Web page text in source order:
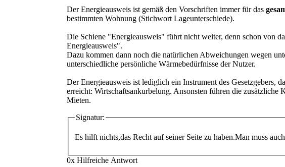
Der Energieausweis ist gemäß den Vorschriften immer für das
bestimmten Wohnung (Stichwort Lageunterschiede).
Die Schiene "Energieausweis" führt nicht weiter, denn schon von
Energieausweis".
Dazu kommen dann noch die natürlichen Abweichungen wegen
unterschiedliche persönliche Wärmebedürfnisse der Nutzer.
Der Energieausweis ist lediglich ein Instrument des Gesetzgebers,
erreicht: Wirtschaftsankurbelung. Ansonsten führen die zusätzliche
Mieten.
Signatur:
Es hilft nichts,das Recht auf seiner Seite zu haben.Man muss
0x Hilfreiche Antwort